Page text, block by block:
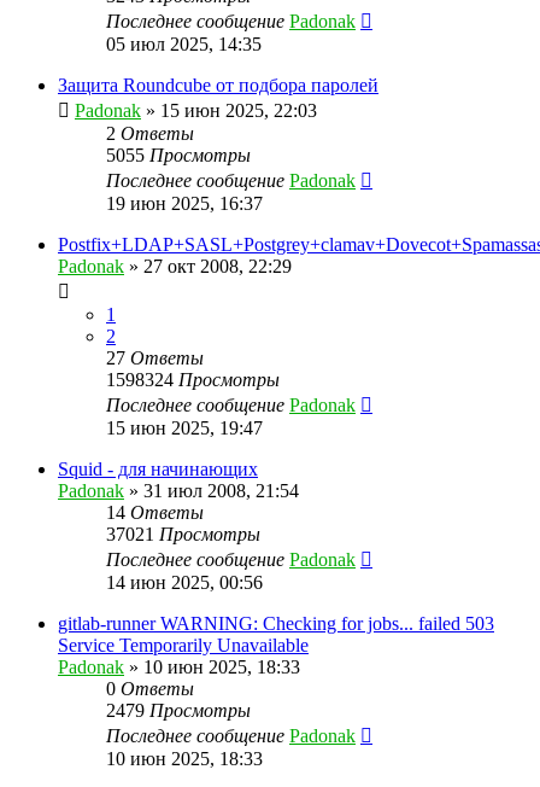
Последнее сообщение Padonak
05 июл 2025, 14:35
Защита Roundcube от подбора паролей
Padonak » 15 июн 2025, 22:03
2 Ответы
5055 Просмотры
Последнее сообщение Padonak
19 июн 2025, 16:37
Padonak » 27 окт 2008, 22:29
1
2
27 Ответы
1598324 Просмотры
Последнее сообщение Padonak
15 июн 2025, 19:47
Squid - для начинающих
Padonak » 31 июл 2008, 21:54
14 Ответы
37021 Просмотры
Последнее сообщение Padonak
14 июн 2025, 00:56
gitlab-runner WARNING: Checking for jobs... failed 503
Service Temporarily Unavailable
Padonak » 10 июн 2025, 18:33
0 Ответы
2479 Просмотры
Последнее сообщение Padonak
10 июн 2025, 18:33